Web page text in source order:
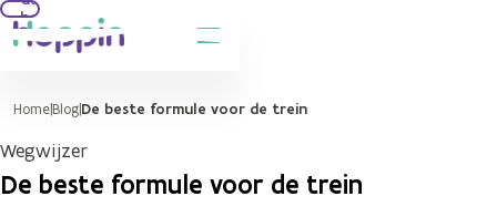
hoofdinhoud
HomeBlogDe beste formule voor de trein
Wegwijzer
De beste formule voor de trein